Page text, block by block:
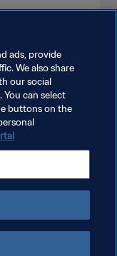
ads, provide
We also share
our social
You can select
buttons on the